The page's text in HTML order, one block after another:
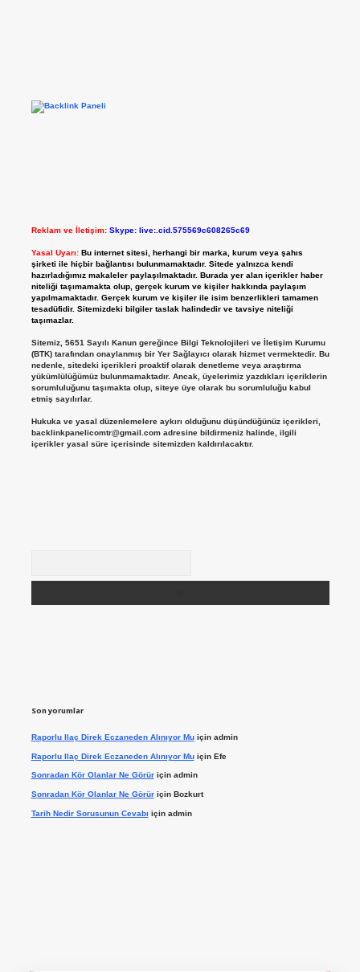
Reklam ve İletişim: Skype: live:.cid.575569c608265c69
Yasal Uyarı: Bu internet sitesi, herhangi bir marka, kurum veya şahıs
şirketi ile hiçbir bağlantısı bulunmamaktadır. Sitede yalnızca kendi
hazırladığımız makaleler paylaşılmaktadır. Burada yer alan içerikler haber
niteliği taşımamakta olup, gerçek kurum ve kişiler hakkında paylaşım
yapılmamaktadır. Gerçek kurum ve kişiler ile isim benzerlikleri tamamen
tesadüfidir. Sitemizdeki bilgiler taslak halindedir ve tavsiye niteliği
taşımazlar.
Sitemiz, 5651 Sayılı Kanun gereğince Bilgi Teknolojileri ve İletişim Kurumu
(BTK) tarafından onaylanmış bir Yer Sağlayıcı olarak hizmet vermektedir. Bu
nedenle, sitedeki içerikleri proaktif olarak denetleme veya araştırma
yükümlülüğümüz bulunmamaktadır. Ancak, üyelerimiz yazdıkları içeriklerin
sorumluluğunu taşımakta olup, siteye üye olarak bu sorumluluğu kabul
etmiş sayılırlar.
Hukuka ve yasal düzenlemelere aykırı olduğunu düşündüğünüz içerikleri,
backlinkpanelicomtr@gmail.comadresine bildirmeniz halinde, ilgili
içerikler yasal süre içerisinde sitemizden kaldırılacaktır.
Son yorumlar
Raporlu Ilaç Direk Eczaneden Alınıyor Muiçin admin
Raporlu Ilaç Direk Eczaneden Alınıyor Muiçin Efe
Sonradan Kör Olanlar Ne Görüriçin admin
Sonradan Kör Olanlar Ne Görüriçin Bozkurt
Tarih Nedir Sorusunun Cevabı için admin